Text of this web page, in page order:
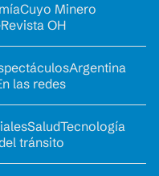
Cuyo Minero
Revista OH
Argentina
las redes
SaludTecnología
tránsito